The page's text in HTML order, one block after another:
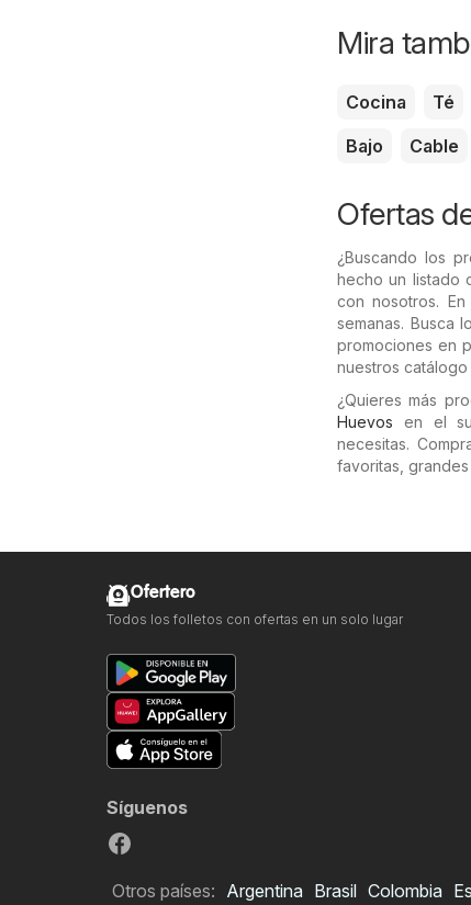
Mira
Cocina Té
Bajo
Cable
Ofertas
¿Buscando los
hecho un listado
con nosotros.
semanas. Busca
promociones en
nuestros
¿Quieres más
Huevos en el
necesitas.
favoritas,
Ofertero
Todos los folletos con ofertas en un solo lugar
Síguenos
Otros países: Argentina Brasil Colombia